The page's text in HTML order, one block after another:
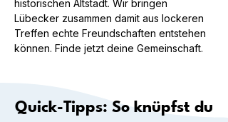
historischen Altstadt. Wir bringen
Lübecker zusammen damit aus lockeren
Treffen echte Freundschaften entstehen
können. Finde jetzt deine Gemeinschaft.
Quick-Tipps: So knüpfst du